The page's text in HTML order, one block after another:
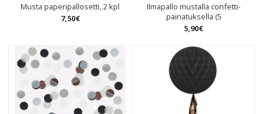
Musta paperipallosetti, 2 kpl
7,50€
Ilmapallo mustalla confetti-
painatuksella (5
5,90€